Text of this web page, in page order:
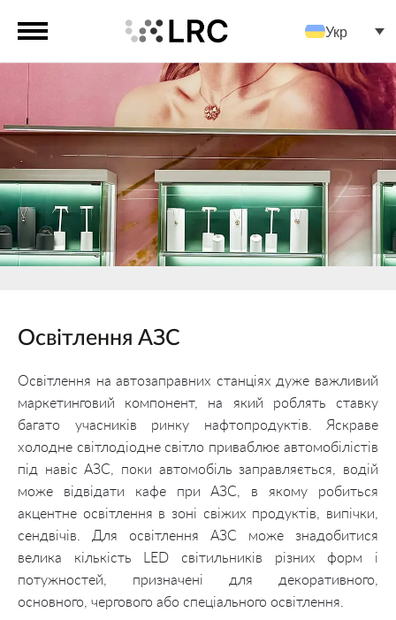
Укр
Освітлення АЗС
Освітлення на автозаправних станціях дуже важливий
маркетинговий компонент, на який роблять ставку
багато учасників ринку нафтопродуктів. Яскраве
холодне світлодіодне світло приваблює автомобілістів
під навіс АЗС, поки автомобіль заправляється, водій
може відвідати кафе при АЗС, в якому робиться
акцентне освітлення в зоні свіжих продуктів, випічки,
сендвічів. Для освітлення АЗС може знадобитися
велика кількість LED світильників різних форм і
потужностей, призначені для декоративного,
основного, чергового або спеціального освітлення.